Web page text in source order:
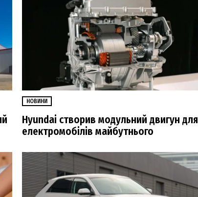
НОВИНИ
Hyundai створив модульний двигун для
електромобілів майбутнього